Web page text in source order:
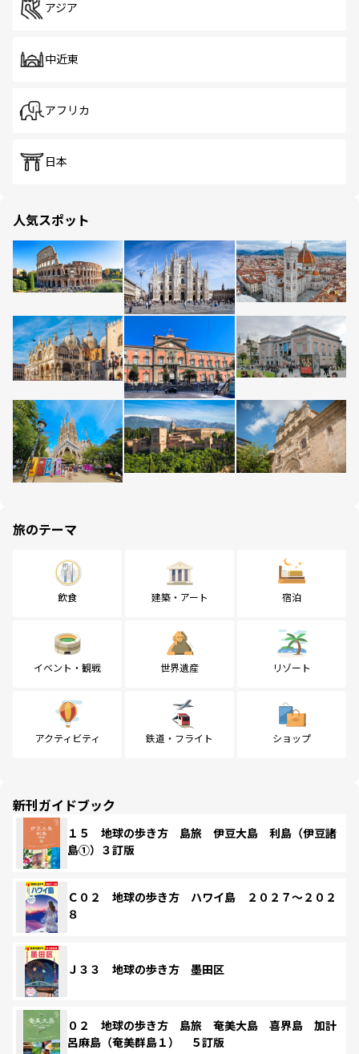
アジア
中近東
アフリカ
日本
人気スポット
旅のテーマ
飲食 建築・アート 宿泊
イベント・観戦 世界遺産 リゾート
アクティビティ 鉄道・フライト ショップ
新刊ガイドブック
１５ 地球の歩き方 島旅 伊豆大島 利島（伊豆諸
島①）３訂版
Ｃ０２ 地球の歩き方 ハワイ島 ２０２７～２０２
８
Ｊ３３ 地球の歩き方 墨田区
０２ 地球の歩き方 島旅 奄美大島 喜界島 加計
呂麻島（奄美群島１） ５訂版